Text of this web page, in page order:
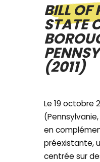
BILL OF
STATE
(2011)
Le 19 octobre
en
préexistante,
centrée sur